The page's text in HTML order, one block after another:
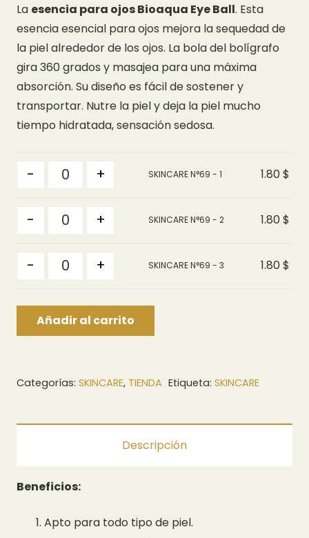
La esencia para ojos Bioaqua Eye Ball. Esta
esencia esencial para ojos mejora la sequedad de
la piel alrededor de los ojos. La bola del bolígrafo
gira 360 grados y masajea para una máxima
absorción. Su diseño es fácil de sostener y
transportar. Nutre la piel y deja la piel mucho
tiempo hidratada, sensación sedosa.
Quantity
- + SKINCARE N°69 - 1 1.80 $
Quantity
- + SKINCARE N°69 - 2 1.80 $
Quantity
- + SKINCARE N°69 - 3 1.80 $
Añadir al carrito
Categorías: SKINCARE, TIENDA Etiqueta: SKINCARE
Descripción
Beneficios:
Apto para todo tipo de piel.